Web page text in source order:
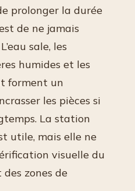
prolonger la durée
de ne jamais
sale, les
humides et les
forment un
les pièces si
La station
utile, mais elle ne
visuelle du
zones de